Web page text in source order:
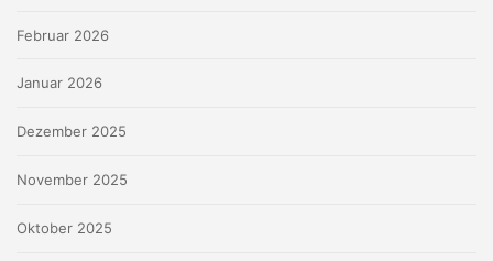
Februar 2026
Januar 2026
Dezember 2025
November 2025
Oktober 2025